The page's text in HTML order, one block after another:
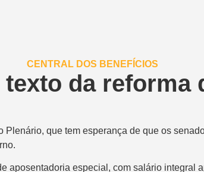
da reforma
que tem esperança de que os
aposentadoria especial, com salário